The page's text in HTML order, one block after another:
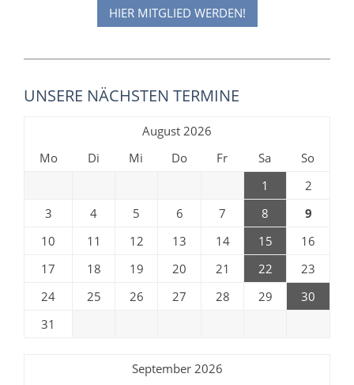
HIER MITGLIED WERDEN!
UNSERE NÄCHSTEN TERMINE
August 2026
Mo
Di Mi Do Fr Sa
So
1
2
3
4 5 6 7 8
9
10
11 12 13 14 15
16
17
18 19 20 21 22
23
24
25 26 27 28 29
30
31
September 2026